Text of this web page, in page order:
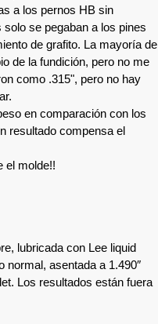
a los pernos HB sin
se pegaban a los pines
de grafito. La mayoría de
de la fundición, pero no me
como .315", pero no hay
en comparación con los
resultado compensa el
el molde!!
lubricada con Lee liquid
normal, asentada a 1.490″
Los resultados están fuera